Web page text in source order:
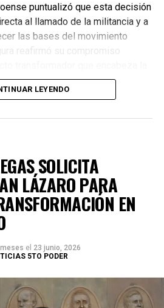
puntualizó que esta decisión
al llamado de la militancia y a
las bases del movimiento
reafirmó su compromiso
Claudia Sheinbaum Pardo,
del bienestar social
LEYENDO
SOLICITA
LÁZARO PARA
EN
el 23 junio, 2026
5TO PODER